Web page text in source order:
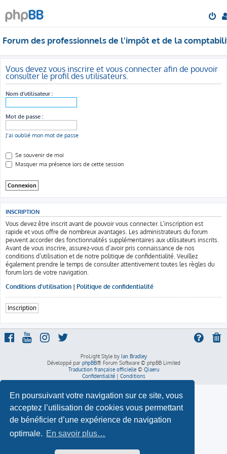
En poursuivant votre navigation sur ce site, vous
acceptez l’utilisation de cookies vous permettant
de bénéficier d’une expérience de navigation
optimale. En savoir plus…
Forum des professionnels de l'impôt et de la
Vous devez vous inscrire et vous connecter afin de pouvoir
consulter le profil des utilisateurs.
Nom d’utilisateur :
Mot de passe :
J’ai oublié mon mot de passe
Se souvenir de moi
Masquer ma présence lors de cette session
INSCRIPTION
Vous devez être inscrit avant de pouvoir vous connecter. L’inscription est
rapide et vous offre de nombreux avantages. Les administrateurs du forum
peuvent accorder des fonctionnalités supplémentaires aux utilisateurs inscrits.
Avant de vous inscrire, assurez-vous d’avoir pris connaissance de nos
conditions d’utilisation et de notre politique de confidentialité. Veuillez
également prendre le temps de consulter attentivement toutes les règles du
forum lors de votre navigation.
Conditions d’utilisation | Politique de confidentialité
Inscription
ProLight Style by Ian Bradley
Développé par phpBB® Forum Software © phpBB Limited
Traduction française officielle© Qiaeru
Confidentialité| Conditions